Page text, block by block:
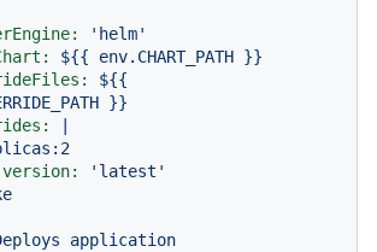
'helm'
${{ env.CHART_PATH }}
${{
}}
version:
'latest'
application